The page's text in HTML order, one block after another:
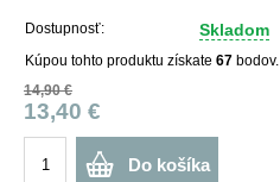
Dostupnosť: Skladom
Kúpou tohto produktu získate 67 bodov.
14,90 €
13,40 €
Do košíka